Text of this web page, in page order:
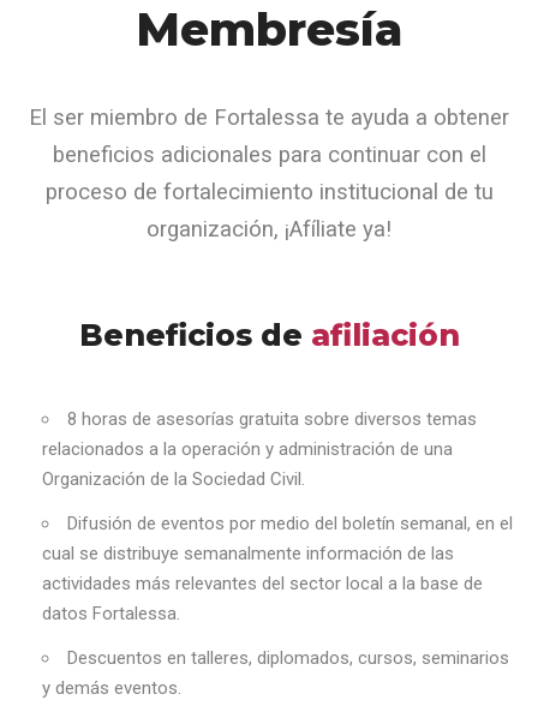
Membresía
El ser miembro de Fortalessa te ayuda a obtener
beneficios adicionales para continuar con el
proceso de fortalecimiento institucional de tu
organización, ¡Afíliate ya!
Beneficios de afiliación
8 horas de asesorías gratuita sobre diversos temas
relacionados a la operación y administración de una
Organización de la Sociedad Civil.
Difusión de eventos por medio del boletín semanal, en el
cual se distribuye semanalmente información de las
actividades más relevantes del sector local a la base de
datos Fortalessa.
Descuentos en talleres, diplomados, cursos, seminarios
y demás eventos.